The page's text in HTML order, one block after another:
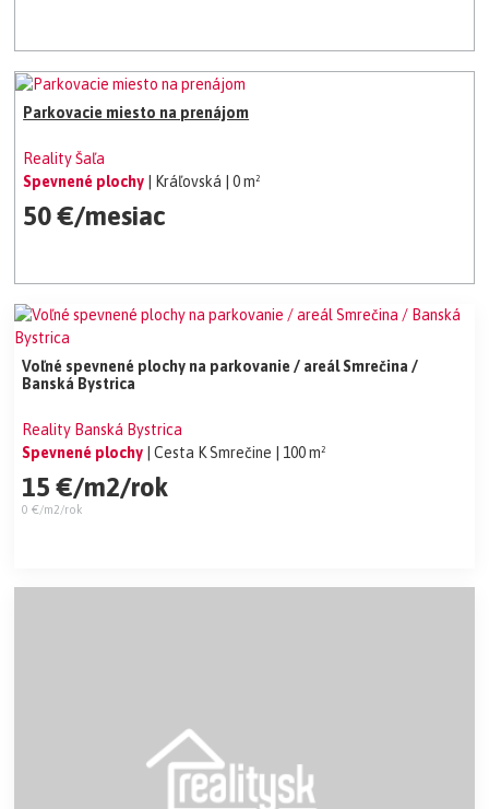
Parkovacie miesto na prenájom
Reality Šaľa
Spevnené plochy
| Kráľovská | 0 m²
50 €/mesiac
Voľné spevnené plochy na parkovanie / areál Smrečina /
Banská Bystrica
Reality Banská Bystrica
Spevnené plochy
| Cesta K Smrečine | 100 m²
15 €/m2/rok
0 €/m2/rok